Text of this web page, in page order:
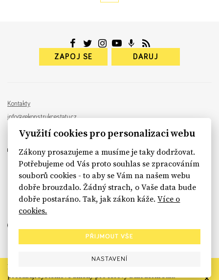
ZAPOJ SE DARUJ
Kontakty
info@rekonstrukcestatu.cz
Návrh a vývoj: Sinfin , ilustrace:
sinfin.digital
Rekonstrukce státu končí. Její členské organizace však dál
prosazují systémové změny pro férový a moderní stát.
Využití cookies pro personalizaci webu
Zákony prosazujeme a musíme je taky dodržovat.
Potřebujeme od Vás proto souhlas se zpracováním
souborů cookies - to aby se Vám na našem webu
dobře brouzdalo. Žádný strach, o Vaše data bude
dobře postaráno. Tak, jak zákon káže.Více o
cookies.
PŘIJMOUT VŠE
NASTAVENÍ